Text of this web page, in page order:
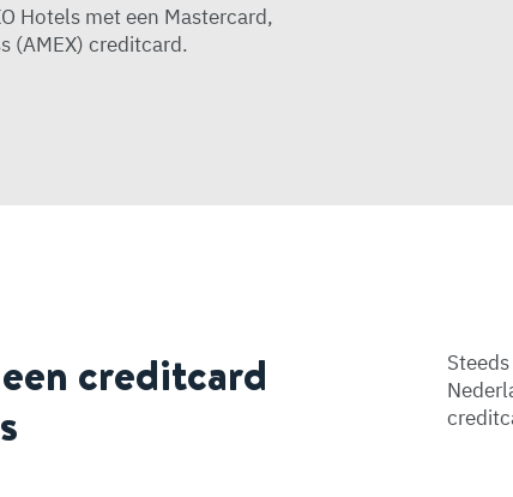
Hotels met een Mastercard,
(AMEX) creditcard.
creditcard